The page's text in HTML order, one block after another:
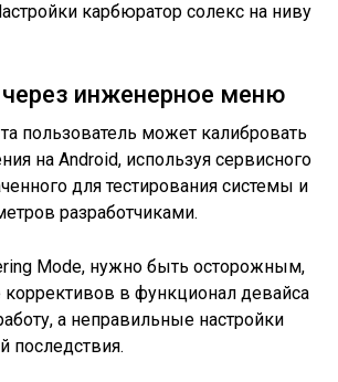
карбюратор солекс на ниву
инженерное меню
пользователь может калибровать
на Android, используя сервисного
для тестирования системы и
разработчиками.
Mode, нужно быть осторожным,
коррективов в функционал девайса
а неправильные настройки
последствия.